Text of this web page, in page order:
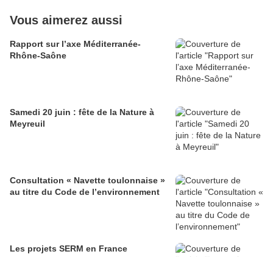
Vous aimerez aussi
Rapport sur l’axe Méditerranée-
Rhône-Saône
Samedi 20 juin : fête de la Nature à
Meyreuil
Consultation « Navette toulonnaise »
au titre du Code de l’environnement
Les projets SERM en France